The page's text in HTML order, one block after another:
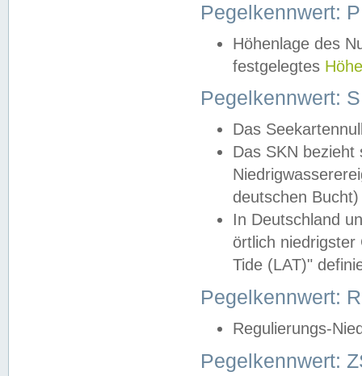
Pegelkennwert:
Höhenlage des
festgelegtes
Pegelkennwert:
Das
Das SKN
deutschen
In Deutschland
örtlich
Tide (LAT)"
Pegelkennwert:
Regulierungs-
Pegelkennwert: